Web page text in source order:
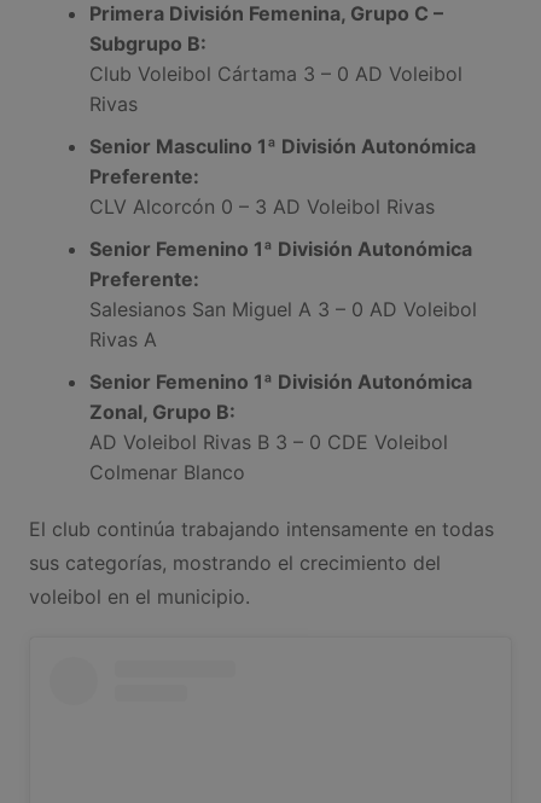
Primera División Femenina, Grupo C –
Subgrupo B:
Club Voleibol Cártama 3 – 0 AD Voleibol
Rivas
Senior Masculino 1ª División Autonómica
Preferente:
CLV Alcorcón 0 – 3 AD Voleibol Rivas
Senior Femenino 1ª División Autonómica
Preferente:
Salesianos San Miguel A 3 – 0 AD Voleibol
Rivas A
Senior Femenino 1ª División Autonómica
Zonal, Grupo B:
AD Voleibol Rivas B 3 – 0 CDE Voleibol
Colmenar Blanco
El club continúa trabajando intensamente en todas
sus categorías, mostrando el crecimiento del
voleibol en el municipio.